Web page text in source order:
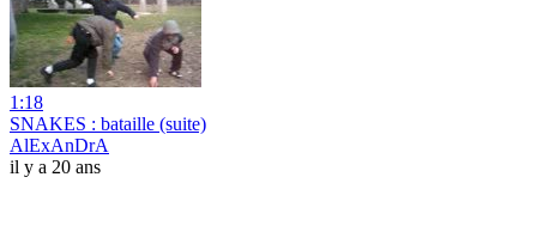
1:18
SNAKES : bataille (suite)
AlExAnDrA
il y a 20 ans